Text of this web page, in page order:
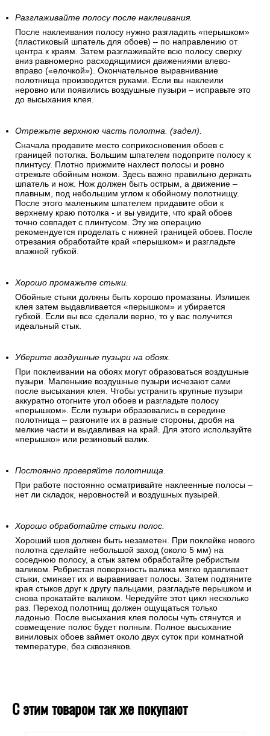
Разглаживайте полосу после наклеивания.
После наклеивания полосу нужно разгладить «перышком»
(пластиковый шпатель для обоев) – по направлению от
центра к краям. Затем разглаживайте всю полосу сверху
вниз равномерно расходящимися движениями влево-
вправо («елочкой»). Окончательное выравнивание
полотнища производится руками. Если вы наклеили
неровно или появились воздушные пузыри – исправьте это
до высыхания клея.
Отрежьте верхнюю часть полотна. (задел).
Сначала продавите место соприкосновения обоев с
границей потолка. Большим шпателем подоприте полосу к
плинтусу. Плотно прижмите нахлест полосы и ровно
отрежьте обойным ножом. Здесь важно правильно держать
шпатель и нож. Нож должен быть острым, а движение –
плавным, под небольшим углом к обойному полотнищу.
После этого маленьким шпателем придавите обои к
верхнему краю потолка - и вы увидите, что край обоев
точно совпадет с плинтусом. Эту же операцию
рекомендуется проделать с нижней границей обоев. После
отрезания обработайте край «перышком» и разгладьте
влажной губкой.
Хорошо промажьте стыки.
Обойные стыки должны быть хорошо промазаны. Излишек
клея затем выдавливается «перышком» и убирается
губкой. Если вы все сделали верно, то у вас получится
идеальный стык.
Уберите воздушные пузыри на обоях.
При поклеивании на обоях могут образоваться воздушные
пузыри. Маленькие воздушные пузыри исчезают сами
после высыхания клея. Чтобы устранить крупные пузыри
аккуратно отогните угол обоев и разгладьте полосу
«перышком». Если пузыри образовались в середине
полотнища – разгоните их в разные стороны, дробя на
мелкие части и выдавливая на край. Для этого используйте
«перышко» или резиновый валик.
Постоянно проверяйте полотнища.
При работе постоянно осматривайте наклеенные полосы –
нет ли складок, неровностей и воздушных пузырей.
Хорошо обработайте стыки полос.
Хороший шов должен быть незаметен. При поклейке нового
полотна сделайте небольшой заход (около 5 мм) на
соседнюю полосу, а стык затем обработайте ребристым
валиком. Ребристая поверхность валика мягко вдавливает
стыки, сминает их и выравнивает полосы. Затем подтяните
края стыков друг к другу пальцами, разгладьте перышком и
снова прокатайте валиком. Чередуйте этот цикл несколько
раз. Переход полотнищ должен ощущаться только
ладонью. После высыхания клея полосы чуть стянутся и
совмещение полос будет полным. Полное высыхание
виниловых обоев займет около двух суток при комнатной
температуре, без сквозняков.
С этим товаром так же покупают